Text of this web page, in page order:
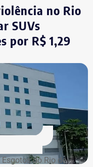
no Rio
SUVs
por R$ 1,29
do Rio de